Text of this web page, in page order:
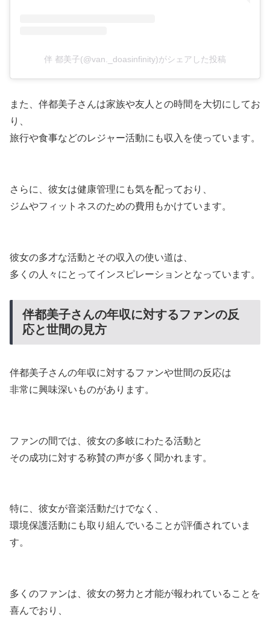
伴 都美子(@van._doasinfinity)がシェアした投稿
また、伴都美子さんは家族や友人との時間を大切にしてお
り、
旅行や食事などのレジャー活動にも収入を使っています。
さらに、彼女は健康管理にも気を配っており、
ジムやフィットネスのための費用もかけています。
彼女の多才な活動とその収入の使い道は、
多くの人々にとってインスピレーションとなっています。
伴都美子さんの年収に対するファンの反
応と世間の見方
伴都美子さんの年収に対するファンや世間の反応は
非常に興味深いものがあります。
ファンの間では、彼女の多岐にわたる活動と
その成功に対する称賛の声が多く聞かれます。
特に、彼女が音楽活動だけでなく、
環境保護活動にも取り組んでいることが評価されていま
す。
多くのファンは、彼女の努力と才能が報われていることを
喜んでおり、